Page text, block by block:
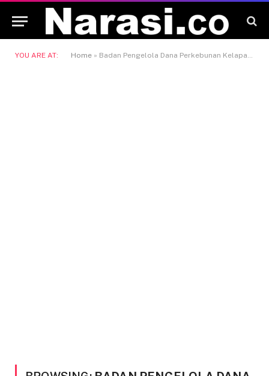
YOU ARE AT: Home » Badan Pengelola Dana Perkebunan Kelapa Sawit (BPDPKS)